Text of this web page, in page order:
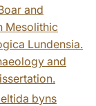
and
Mesolithic
Lundensia.
and
byns